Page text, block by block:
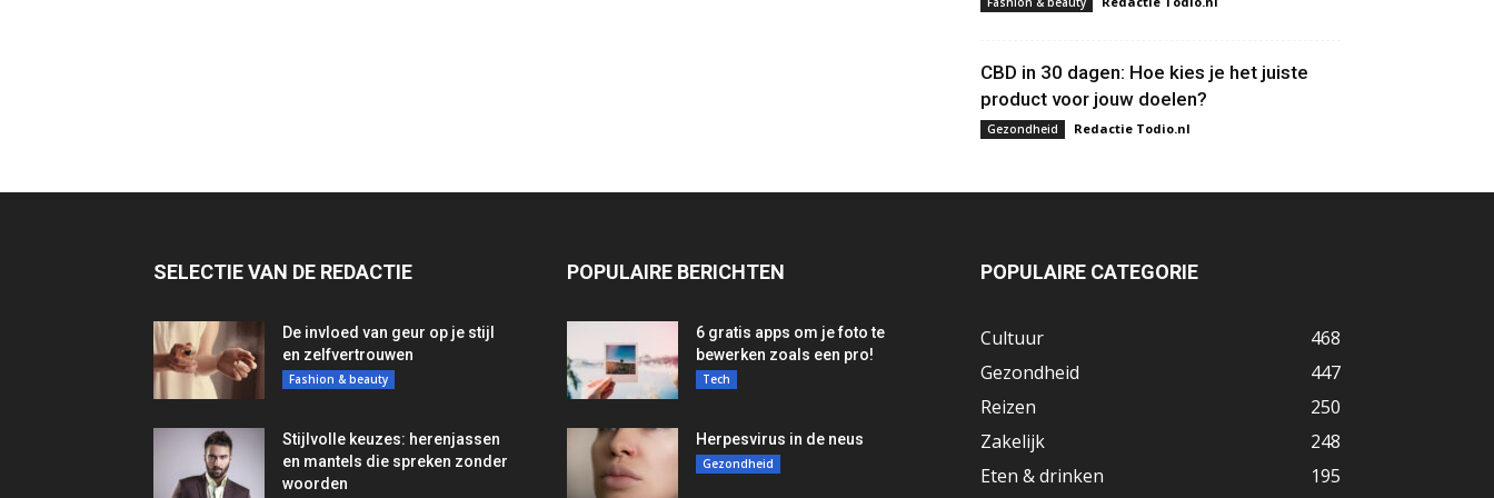
CBD in 30 dagen: Hoe kies je het juiste
product voor jouw doelen?
Gezondheid Redactie Todio.nl
SELECTIE VAN DE REDACTIE
De invloed van geur op je stijl
en zelfvertrouwen
Fashion & beauty
Stijlvolle keuzes: herenjassen
en mantels die spreken zonder
woorden
POPULAIRE BERICHTEN
6 gratis apps om je foto te
bewerken zoals een pro!
Tech
Herpesvirus in de neus
Gezondheid
POPULAIRE CATEGORIE
Cultuur
468
Gezondheid
447
Reizen
250
Zakelijk
248
Eten & drinken
195